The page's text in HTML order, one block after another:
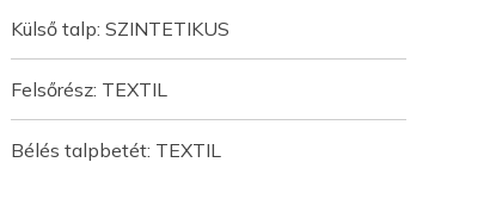
Külső talp: SZINTETIKUS
Felsőrész: TEXTIL
Bélés talpbetét: TEXTIL